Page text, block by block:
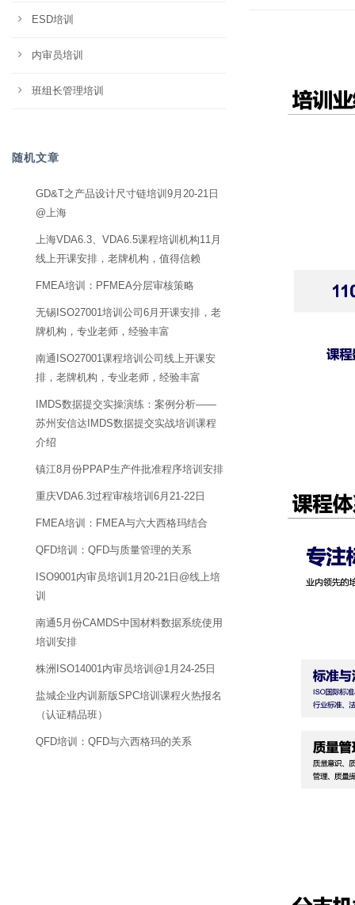
ESD培训
内审员培训
班组长管理培训
随机文章
GD&T之产品设计尺寸链培训9月20-21日
@上海
上海VDA6.3、VDA6.5课程培训机构11月
线上开课安排，老牌机构，值得信赖
FMEA培训：PFMEA分层审核策略
无锡ISO27001培训公司6月开课安排，老
牌机构，专业老师，经验丰富
南通ISO27001课程培训公司线上开课安
排，老牌机构，专业老师，经验丰富
IMDS数据提交实操演练：案例分析——
苏州安信达IMDS数据提交实战培训课程
介绍
镇江8月份PPAP生产件批准程序培训安排
重庆VDA6.3过程审核培训6月21-22日
FMEA培训：FMEA与六大西格玛结合
QFD培训：QFD与质量管理的关系
ISO9001内审员培训1月20-21日@线上培
训
南通5月份CAMDS中国材料数据系统使用
培训安排
株洲ISO14001内审员培训@1月24-25日
盐城企业内训新版SPC培训课程火热报名
（认证精品班）
QFD培训：QFD与六西格玛的关系